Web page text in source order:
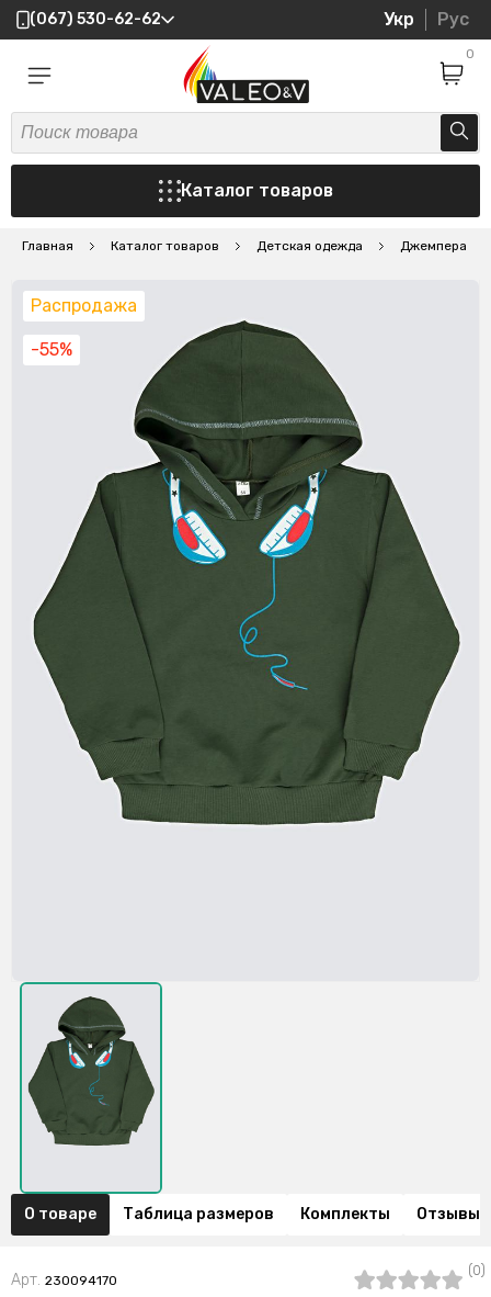
(067) 530-62-62 Укр Рус
0
Каталог товаров
Главная Каталог товаров Детская одежда Джемпера
Распродажа
-55%
О товаре Таблица размеров Комплекты Отзывы
Арт. 230094170
(0)